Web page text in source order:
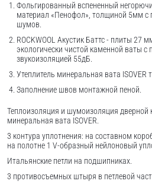
Фольгированный вспененный
материал «Пенофол», толщиной 5мм с
шумов.
ROCKWOOL Акустик Баттс - плиты 27
экологически чистой каменной ваты
звукоизоляцией 55дБ.
Утеплитель минеральная вата ISOVER
Заполнение швов монтажной пеной.
Теплоизоляция и шумоизоляция дверной
минеральная вата ISOVER.
3 контура уплотнения: на составном
на полотне 1 V-образный нейлоновый
Итальянские петли на подшипниках.
3 противосъемных штыря в петлевой